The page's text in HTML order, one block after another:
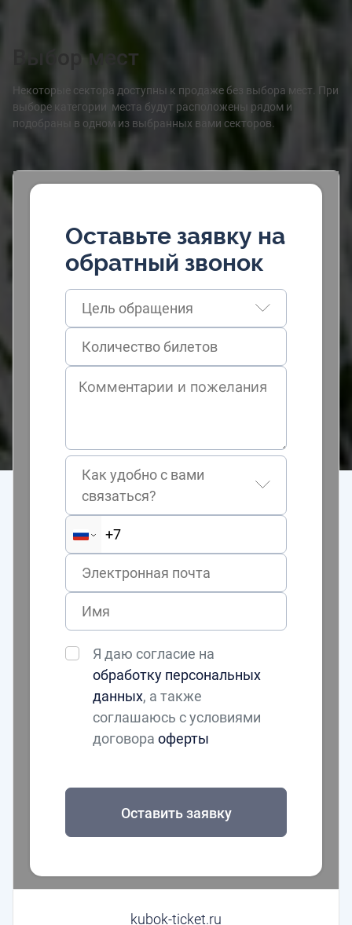
Выбор мест
Некоторые сектора доступны к продаже без выбора мест. При
выборе категории места будут расположены рядом и
подобраны в одном из выбранных вами секторов.
Оставьте заявку на
обратный звонок
Цель обращения
Как удобно с вами
связаться?
Я даю согласие на
обработку персональных
данных, а также
соглашаюсь с условиями
договораоферты
Оставить заявку
kubok-ticket.ru